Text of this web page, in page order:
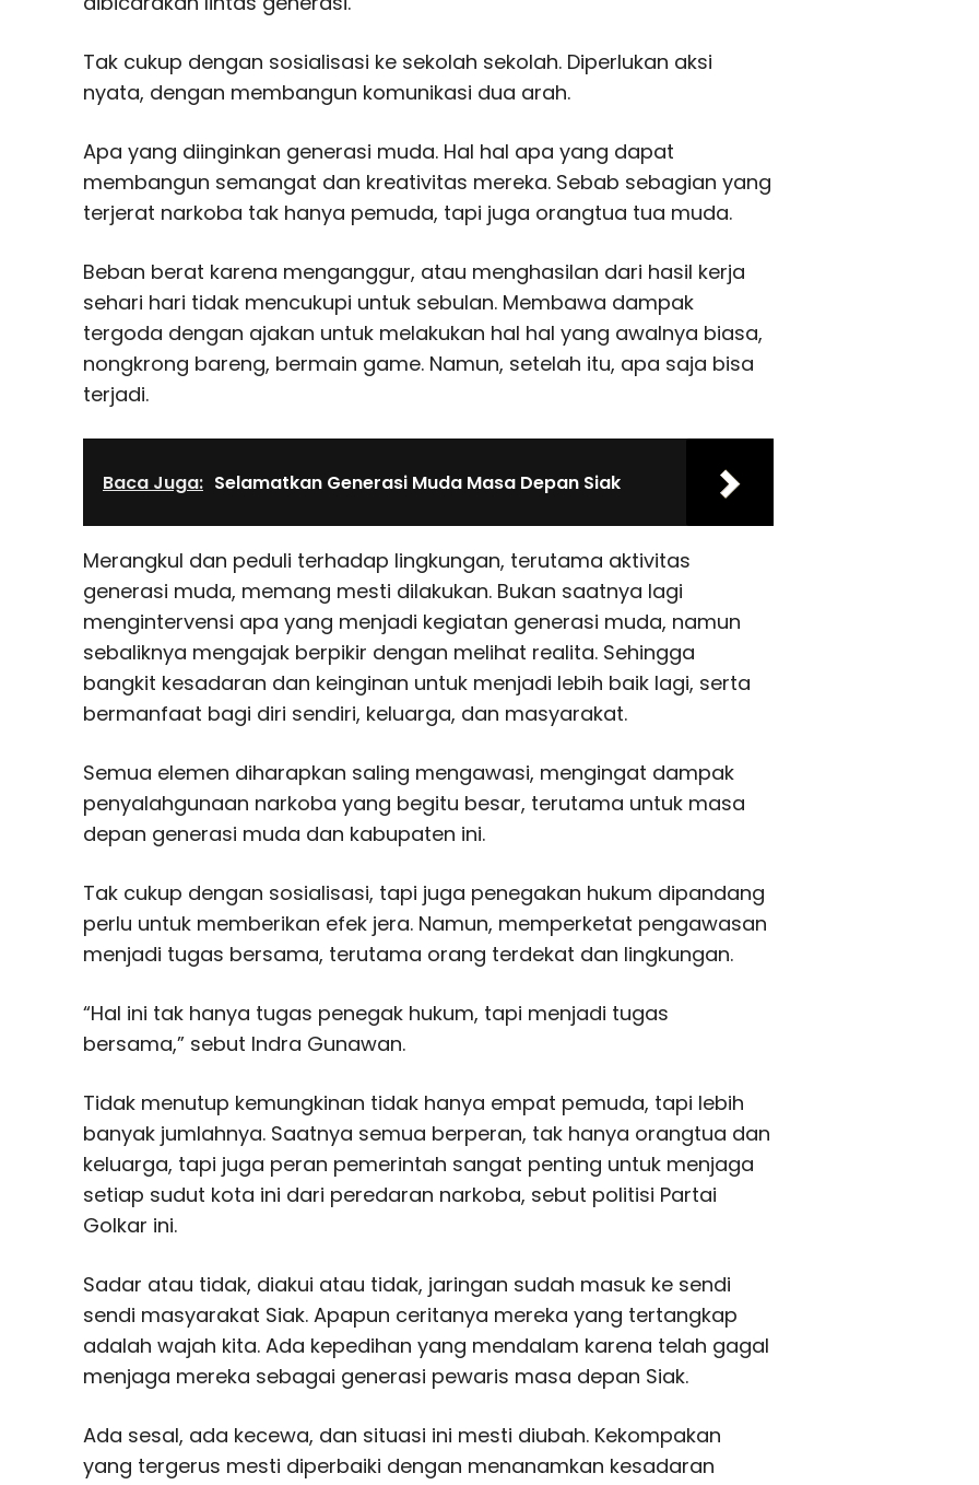
Tak cukup dengan sosialisasi ke sekolah sekolah. Diperlukan aksi
nyata, dengan membangun komunikasi dua arah.
Apa yang diinginkan generasi muda. Hal hal apa yang dapat
membangun semangat dan kreativitas mereka. Sebab sebagian yang
terjerat narkoba tak hanya pemuda, tapi juga orangtua tua muda.
Beban berat karena menganggur, atau menghasilan dari hasil kerja
sehari hari tidak mencukupi untuk sebulan. Membawa dampak
tergoda dengan ajakan untuk melakukan hal hal yang awalnya biasa,
nongkrong bareng, bermain game. Namun, setelah itu, apa saja bisa
terjadi.
Baca Juga: Selamatkan Generasi Muda Masa Depan Siak
Merangkul dan peduli terhadap lingkungan, terutama aktivitas
generasi muda, memang mesti dilakukan. Bukan saatnya lagi
mengintervensi apa yang menjadi kegiatan generasi muda, namun
sebaliknya mengajak berpikir dengan melihat realita. Sehingga
bangkit kesadaran dan keinginan untuk menjadi lebih baik lagi, serta
bermanfaat bagi diri sendiri, keluarga, dan masyarakat.
Semua elemen diharapkan saling mengawasi, mengingat dampak
penyalahgunaan narkoba yang begitu besar, terutama untuk masa
depan generasi muda dan kabupaten ini.
Tak cukup dengan sosialisasi, tapi juga penegakan hukum dipandang
perlu untuk memberikan efek jera. Namun, memperketat pengawasan
menjadi tugas bersama, terutama orang terdekat dan lingkungan.
“Hal ini tak hanya tugas penegak hukum, tapi menjadi tugas
bersama,” sebut Indra Gunawan.
Tidak menutup kemungkinan tidak hanya empat pemuda, tapi lebih
banyak jumlahnya. Saatnya semua berperan, tak hanya orangtua dan
keluarga, tapi juga peran pemerintah sangat penting untuk menjaga
setiap sudut kota ini dari peredaran narkoba, sebut politisi Partai
Golkar ini.
Sadar atau tidak, diakui atau tidak, jaringan sudah masuk ke sendi
sendi masyarakat Siak. Apapun ceritanya mereka yang tertangkap
adalah wajah kita. Ada kepedihan yang mendalam karena telah gagal
menjaga mereka sebagai generasi pewaris masa depan Siak.
Ada sesal, ada kecewa, dan situasi ini mesti diubah. Kekompakan
yang tergerus mesti diperbaiki dengan menanamkan kesadaran